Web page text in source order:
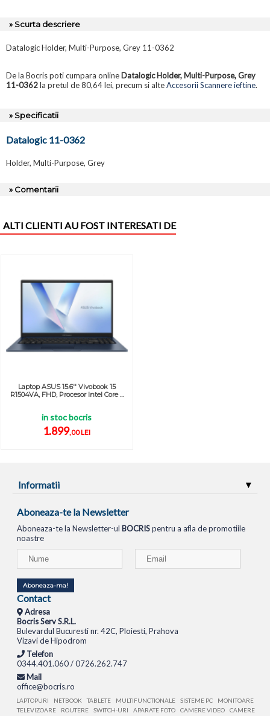
» Scurta descriere
Datalogic Holder, Multi-Purpose, Grey 11-0362
De la Bocris poti cumpara online Datalogic Holder, Multi-Purpose, Grey
11-0362la pretul de 80,64 lei, precum si alteAccesorii Scannere ieftine.
» Specificatii
Datalogic 11-0362
Holder, Multi-Purpose, Grey
» Comentarii
ALTI CLIENTI AU FOST INTERESATI DE
Laptop ASUS 15.6'' Vivobook 15
R1504VA, FHD, Procesor Intel Core ...
in stoc bocris
1.899,00 LEI
Informatii
Aboneaza-te la Newsletter
Aboneaza-te la Newsletter-ul BOCRISpentru a afla de promotiile
noastre
Aboneaza-ma!
Contact
Adresa
Bocris Serv S.R.L.
Bulevardul Bucuresti nr. 42C, Ploiesti, Prahova
Vizavi de Hipodrom
Telefon
0344.401.060 / 0726.262.747
Mail
office@bocris.ro
LAPTOPURI NETBOOK TABLETE MULTIFUNCTIONALE SISTEME PC
MONITOARE
TELEVIZOARE
ROUTERE SWITCH-URI APARATE FOTO CAMERE VIDEO CAMERE